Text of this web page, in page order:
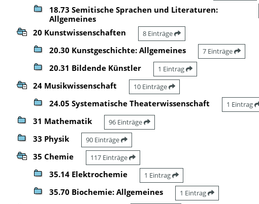
18.73 Semitische Sprachen und Literaturen:
Allgemeines
20 Kunstwissenschaften 8 Einträge
20.30 Kunstgeschichte: Allgemeines 7 Einträge
20.31 Bildende Künstler 1 Eintrag
24 Musikwissenschaft 10 Einträge
24.05 Systematische Theaterwissenschaft 1 Eintrag
31 Mathematik 96 Einträge
33 Physik 90 Einträge
35 Chemie 117 Einträge
35.14 Elektrochemie 1 Eintrag
35.70 Biochemie: Allgemeines 1 Eintrag